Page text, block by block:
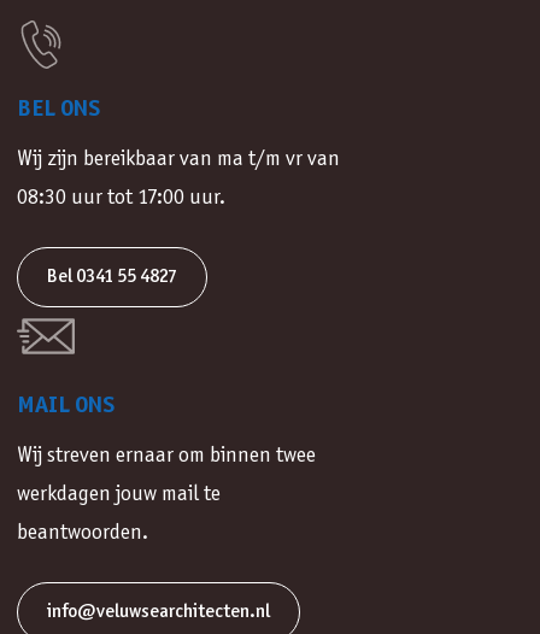
BEL ONS
Wij zijn bereikbaar van ma t/m vr van
08:30 uur tot 17:00 uur.
Bel 0341 55 4827
MAIL ONS
Wij streven ernaar om binnen twee
werkdagen jouw mail te
beantwoorden.
info@veluwsearchitecten.nl